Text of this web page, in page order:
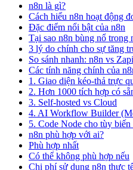
n8n là gì?
Cách hiểu n8n hoạt động
Đặc điểm nổi bật của n8n
Tại sao n8n bùng nổ trong
3 lý do chính cho sự tăng
So sánh nhanh: n8n vs
Các tính năng chính của
1. Giao diện kéo-thả trực
2. Hơn 1000 tích hợp có
3. Self-hosted vs Cloud
4. AI Workflow Builder
5. Code Node cho tùy biến
n8n phù hợp với ai?
Phù hợp nhất
Có thể không phù hợp nếu
Chi phí sử dụng n8n thực